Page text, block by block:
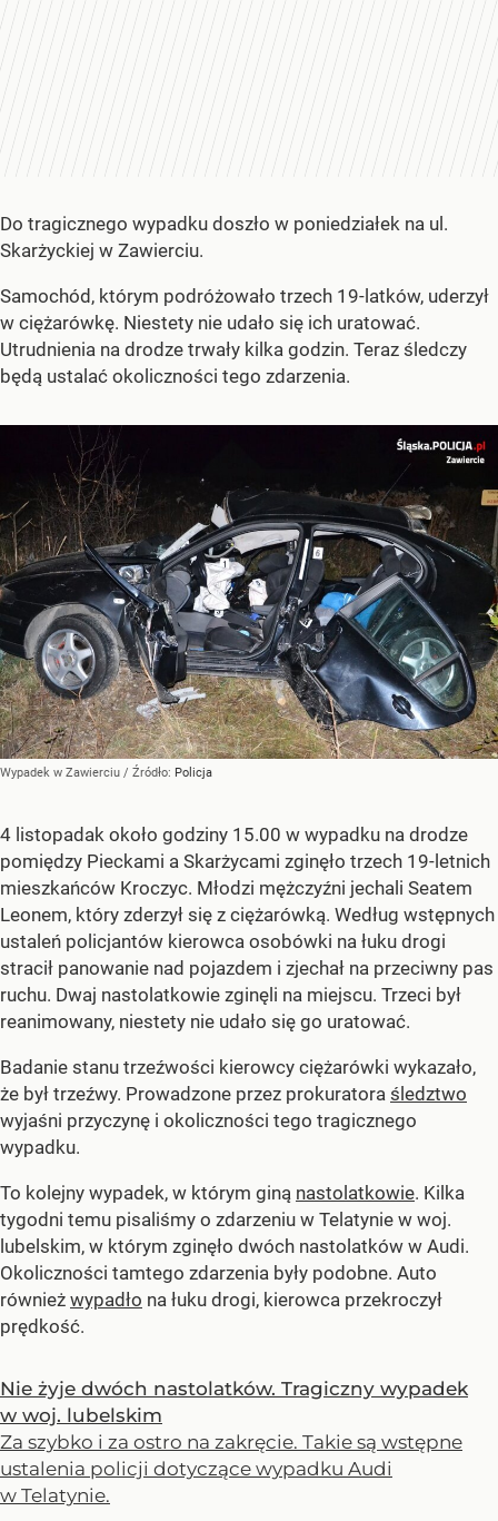
Do tragicznego wypadku doszło w poniedziałek na ul.
Skarżyckiej w Zawierciu.
Samochód, którym podróżowało trzech 19-latków, uderzył
w ciężarówkę. Niestety nie udało się ich uratować.
Utrudnienia na drodze trwały kilka godzin. Teraz śledczy
będą ustalać okoliczności tego zdarzenia.
Wypadek w Zawierciu / Źródło: Policja
4 listopadak około godziny 15.00 w wypadku na drodze
pomiędzy Pieckami a Skarżycami zginęło trzech 19-letnich
mieszkańców Kroczyc. Młodzi mężczyźni jechali Seatem
Leonem, który zderzył się z ciężarówką. Według wstępnych
ustaleń policjantów kierowca osobówki na łuku drogi
stracił panowanie nad pojazdem i zjechał na przeciwny pas
ruchu. Dwaj nastolatkowie zginęli na miejscu. Trzeci był
reanimowany, niestety nie udało się go uratować.
Badanie stanu trzeźwości kierowcy ciężarówki wykazało,
że był trzeźwy. Prowadzone przez prokuratora śledztwo
wyjaśni przyczynę i okoliczności tego tragicznego
wypadku.
To kolejny wypadek, w którym giną nastolatkowie. Kilka
tygodni temu pisaliśmy o zdarzeniu w Telatynie w woj.
lubelskim, w którym zginęło dwóch nastolatków w Audi.
Okoliczności tamtego zdarzenia były podobne. Auto
również wypadło na łuku drogi, kierowca przekroczył
prędkość.
Nie żyje dwóch nastolatków. Tragiczny wypadek
w woj. lubelskim
Za szybko i za ostro na zakręcie. Takie są wstępne
ustalenia policji dotyczące wypadku Audi
w Telatynie.